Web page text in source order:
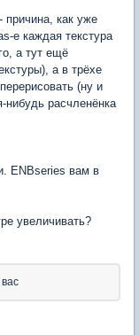
причина, как уже
e каждая текстура
а тут ещё
а в трёхе
(ну и
нибудь расчленёнка
ENBseries вам в
увеличивать?